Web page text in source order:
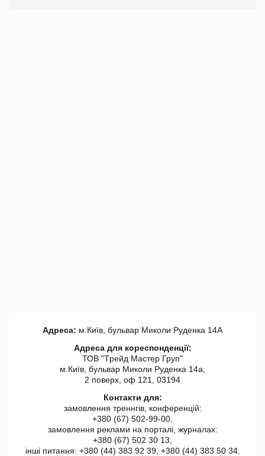
Адреса: м.Київ, бульвар Миколи Руденка 14А
Адреса для кореспонденції:
ТОВ "Tрейд Мастер Груп"
м.Київ, бульвар Миколи Руденка 14а,
2 поверх, оф 121, 03194
Контакти для:
замовлення треннгів, конференцій:
+380 (67) 502-99-00,
замовлення реклами на порталі, журналах:
+380 (67) 502 30 13,
інші питання: +380 (44) 383 92 39, +380 (44) 383 50 34.